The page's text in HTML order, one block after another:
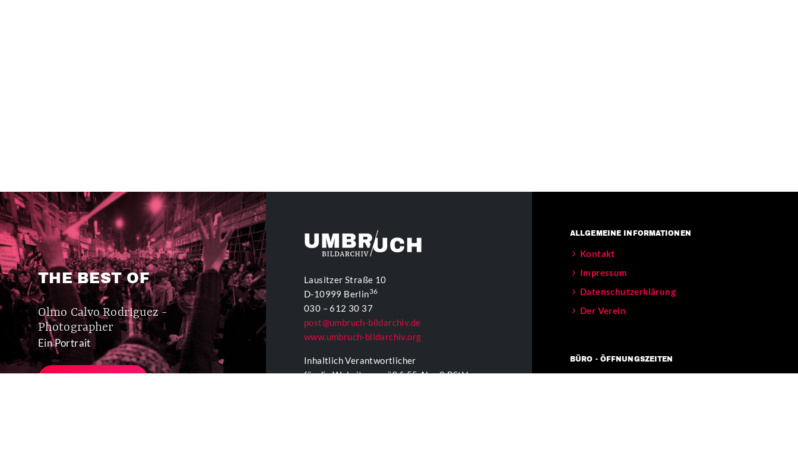
THE BEST OF
Olmo Calvo Rodriguez -
Photographer
Ein Portrait
Lausitzer Straße 10
D-10999 Berlin36
030 – 612 30 37
post@umbruch-bildarchiv.de
www.umbruch-bildarchiv.org
Inhaltlich Verantwortlicher
für die Website gemäß § 55 Abs. 2 RStV:
ALLGEMEINE INFORMATIONEN
Kontakt
Impressum
Datenschutzerklärung
Der Verein
BÜRO - ÖFFNUNGSZEITEN